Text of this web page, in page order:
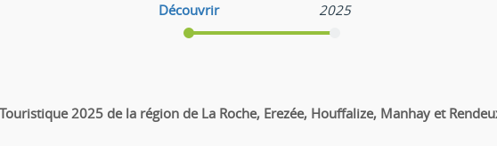
Découvrir
2025
2025 de la région de La Roche, Erezée, Houffalize, Manhay et